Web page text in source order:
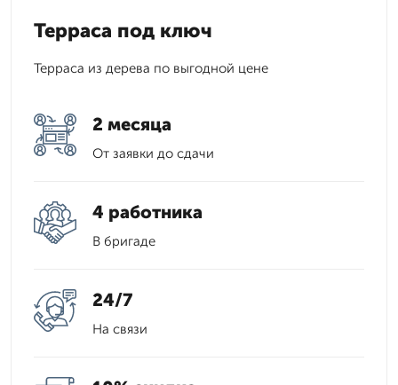
Терраса под ключ
Терраса из дерева по выгодной цене
2 месяца
От заявки до сдачи
4 работника
В бригаде
24/7
На связи